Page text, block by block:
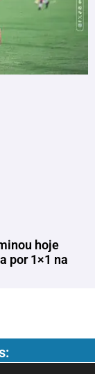
hoje
por 1×1 na